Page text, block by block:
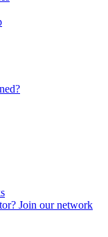
Join our network